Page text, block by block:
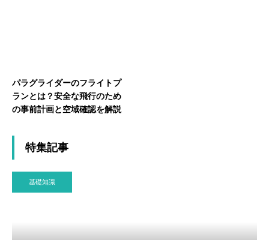
パラグライダーのフライトプ
ランとは？安全な飛行のため
の事前計画と空域確認を解説
特集記事
基礎知識